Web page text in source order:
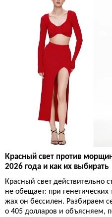
Красный свет против
2026 года и как их выбирать
Красный свет действительно
не обещает: при
жах он бессилен. Разбираем
о 405 долларов и объясняем,